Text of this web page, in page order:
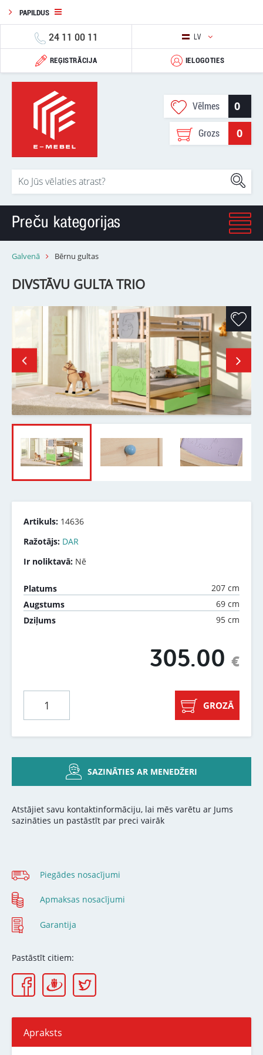
PAPILDUS
24 11 00 11 LV
REĢISTRĀCIJA IELOGOTIES
Vēlmes 0
Grozs 0
Preču kategorijas
Galvenā Bērnu gultas
DIVSTĀVU GULTA TRIO
Artikuls: 14636
Ražotājs: DAR
Ir noliktavā: Nē
Platums
207 cm
Augstums
69 cm
Dziļums
95 cm
305.00 €
GROZĀ
SAZINĀTIES AR MENEDŽERI
Atstājiet savu kontaktinformāciju, lai mēs varētu ar Jums
sazināties un pastāstīt par preci vairāk
Piegādes nosacījumi
Apmaksas nosacījumi
Garantija
Pastāstīt citiem:
Apraksts